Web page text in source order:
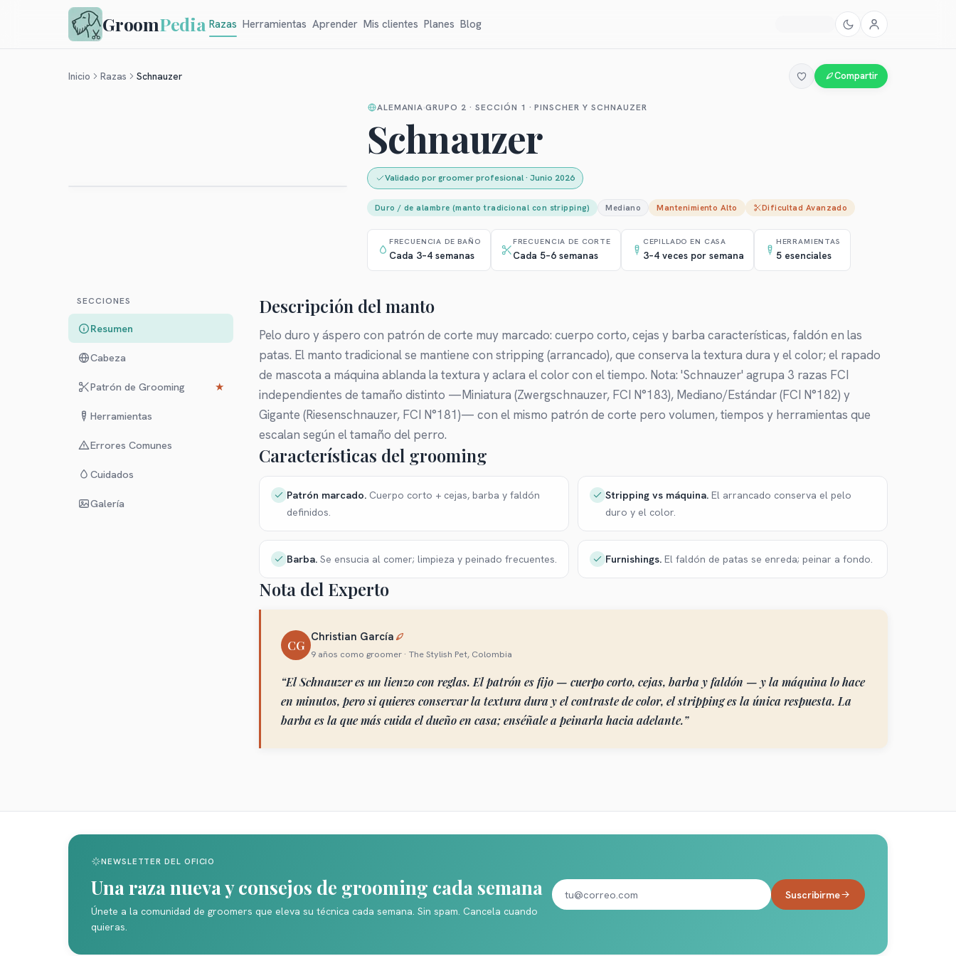
GroomPedia Razas Herramientas Aprender Mis clientes Planes Blog
Inicio Razas Schnauzer Compartir
ALEMANIA GRUPO 2 · SECCIÓN 1 · PINSCHER Y SCHNAUZER
Schnauzer
Validado por groomer profesional· Junio 2026
Duro / de alambre (manto tradicional con stripping) Mediano Mantenimiento Alto Dificultad Avanzado
FRECUENCIA DE BAÑO
Cada 3–4 semanas
FRECUENCIA DE CORTE
Cada 5–6 semanas
CEPILLADO EN CASA
3–4 veces por semana
HERRAMIENTAS
5 esenciales
SECCIONES
Resumen
Cabeza
Patrón de Grooming ★
Herramientas
Errores Comunes
Cuidados
Galería
Descripción del manto
Pelo duro y áspero con patrón de corte muy marcado: cuerpo corto, cejas y barba características, faldón en las
patas. El manto tradicional se mantiene con stripping (arrancado), que conserva la textura dura y el color; el rapado
de mascota a máquina ablanda la textura y aclara el color con el tiempo. Nota: 'Schnauzer' agrupa 3 razas FCI
independientes de tamaño distinto —Miniatura (Zwergschnauzer, FCI N°183), Mediano/Estándar (FCI N°182) y
Gigante (Riesenschnauzer, FCI N°181)— con el mismo patrón de corte pero volumen, tiempos y herramientas que
escalan según el tamaño del perro.
Características del grooming
Patrón marcado. Cuerpo corto + cejas, barba y faldón
definidos.
Stripping vs máquina. El arrancado conserva el pelo
duro y el color.
Barba. Se ensucia al comer; limpieza y peinado frecuentes. Furnishings. El faldón de patas se enreda; peinar a fondo.
Nota del Experto
CG
Christian García
9 años como groomer · The Stylish Pet, Colombia
“El Schnauzer es un lienzo con reglas. El patrón es fijo — cuerpo corto, cejas, barba y faldón — y la máquina lo hace
en minutos, pero si quieres conservar la textura dura y el contraste de color, el stripping es la única respuesta. La
barba es la que más cuida el dueño en casa; enséñale a peinarla hacia adelante.”
NEWSLETTER DEL OFICIO
Una raza nueva y consejos de grooming cada semana
Únete a la comunidad de groomers que eleva su técnica cada semana. Sin spam. Cancela cuando
quieras.
Suscribirme